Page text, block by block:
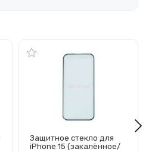
Защитное стекло для
iPhone 15 (закалённое/